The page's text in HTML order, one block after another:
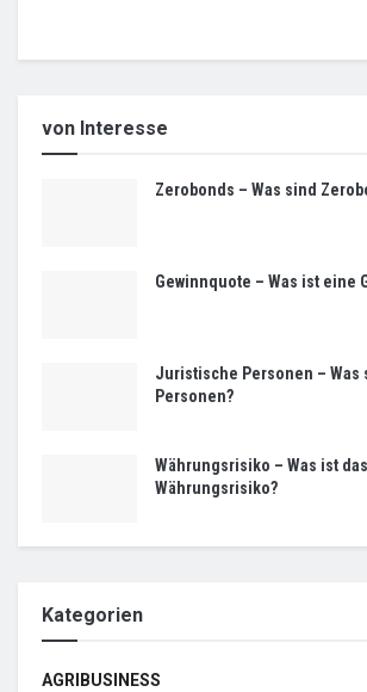
von Interesse
Zerobonds – Was sind
Gewinnquote – Was ist eine
Juristische Personen –
Personen?
Währungsrisiko – Was ist das
Währungsrisiko?
Kategorien
AGRIBUSINESS